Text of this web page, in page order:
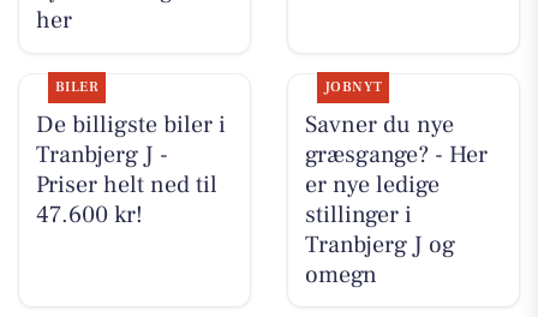
her
BILER
De billigste biler i
Tranbjerg J -
Priser helt ned til
47.600 kr!
JOBNYT
Savner du nye
græsgange? - Her
er nye ledige
stillinger i
Tranbjerg J og
omegn